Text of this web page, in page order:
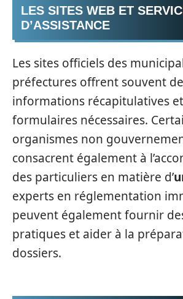
LES SITES WEB ET
D’ASSISTANCE
Les sites officiels des
préfectures offrent souvent
informations récapitulatives
formulaires nécessaires.
organismes non
consacrent également à
des particuliers en matière d’
experts en réglementation
peuvent également fournir
pratiques et aider à la
dossiers.